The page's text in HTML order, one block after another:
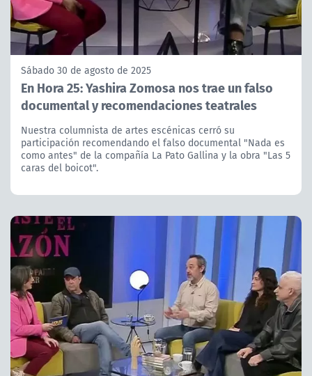
Sábado 30 de agosto de 2025
En Hora 25: Yashira Zomosa nos trae un falso
documental y recomendaciones teatrales
Nuestra columnista de artes escénicas cerró su
participación recomendando el falso documental "Nada es
como antes" de la compañía La Pato Gallina y la obra "Las 5
caras del boicot".